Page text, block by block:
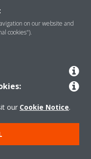
on our website and
cookies").
our Cookie Notice.